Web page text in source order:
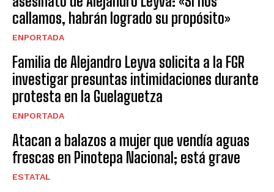
callamos, habrán logrado su propósito»
ENPORTADA
Familia de Alejandro Leyva solicita a la FGR
investigar presuntas intimidaciones durante
protesta en la Guelaguetza
ENPORTADA
Atacan a balazos a mujer que vendía aguas
frescas en Pinotepa Nacional; está grave
ESTATAL